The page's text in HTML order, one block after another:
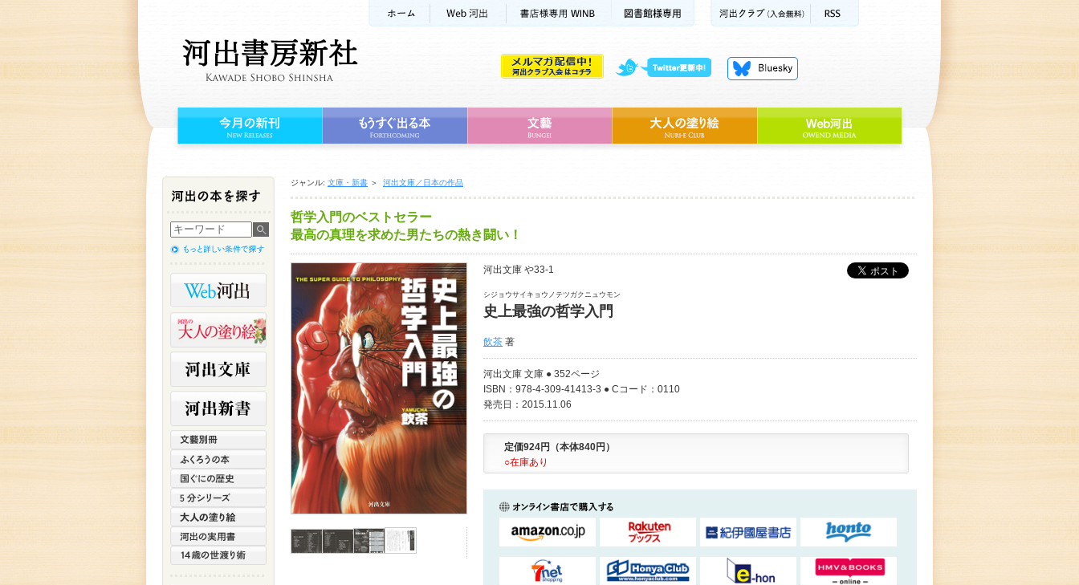
ジャンル: 文庫・新書 ＞ 河出文庫／日本の作品
哲学入門のベストセラー
最高の真理を求めた男たちの熱き闘い！
河出文庫 や33-1
シジョウサイキョウノテツガクニュウモン
史上最強の哲学入門
飲茶 著
河出文庫 文庫 ● 352ページ
ISBN：978-4-309-41413-3 ● Cコード：0110
発売日：2015.11.06
定価924円（本体840円）
○在庫あり